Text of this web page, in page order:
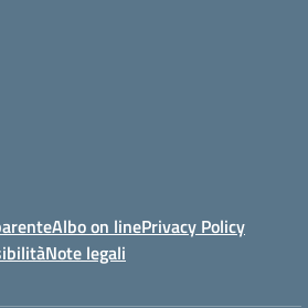
Albo on linePrivacy Policy
Note legali